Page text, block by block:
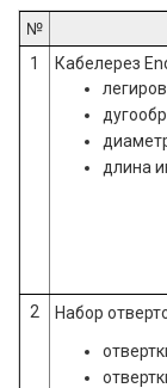
№
1
Кабелерез
длина
2
Набор